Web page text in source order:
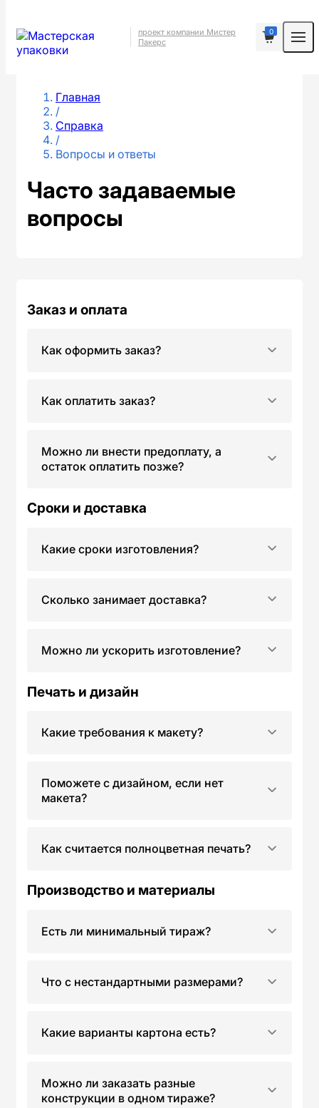
проект компании Мистер
Пакерс
0
Главная
/
Справка
/
Вопросы и ответы
Часто задаваемые
вопросы
Заказ и оплата
Как оформить заказ?
Как оплатить заказ?
Можно ли внести предоплату, а
остаток оплатить позже?
Сроки и доставка
Какие сроки изготовления?
Сколько занимает доставка?
Можно ли ускорить изготовление?
Печать и дизайн
Какие требования к макету?
Поможете с дизайном, если нет
макета?
Как считается полноцветная печать?
Производство и материалы
Есть ли минимальный тираж?
Что с нестандартными размерами?
Какие варианты картона есть?
Можно ли заказать разные
конструкции в одном тираже?